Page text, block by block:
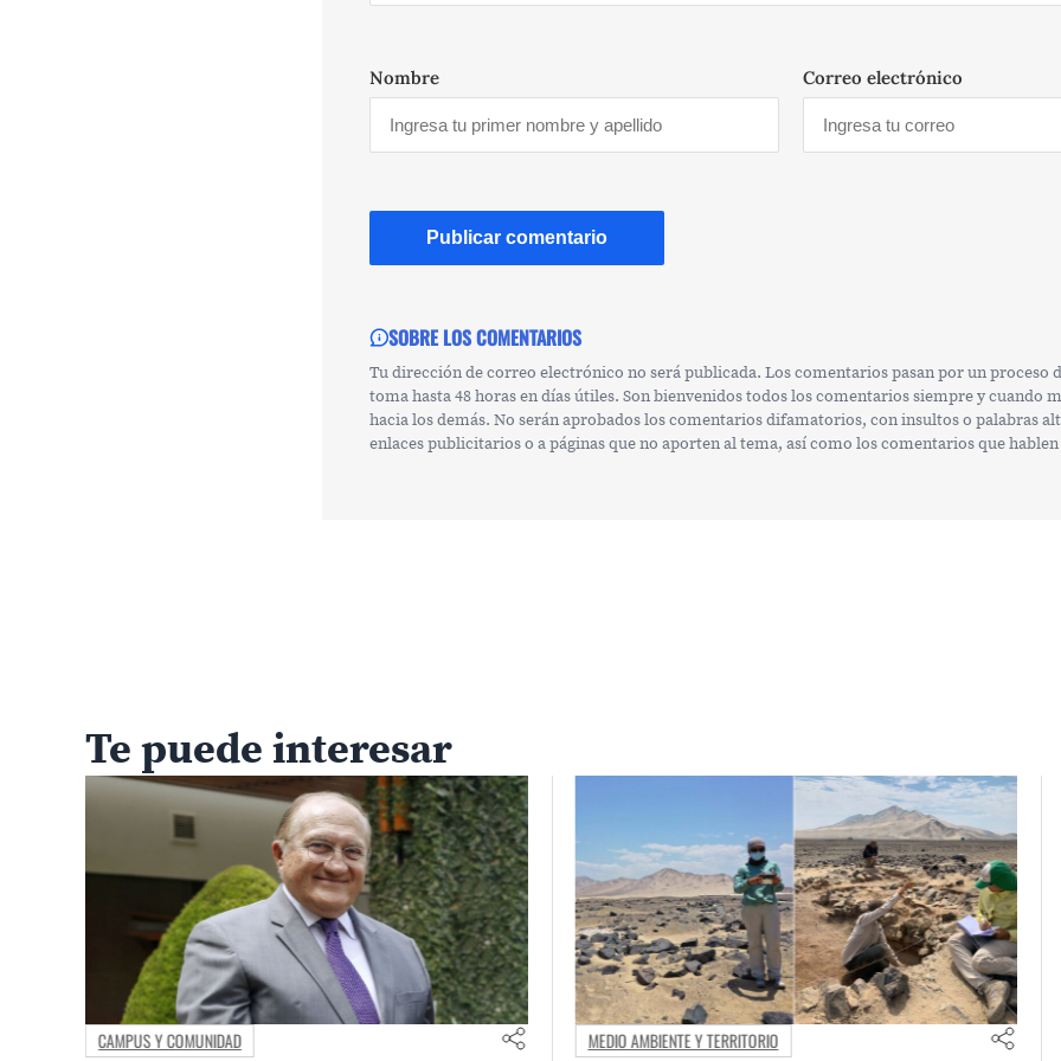
Nombre Correo electrónico
SOBRE LOS COMENTARIOS
Tu dirección de correo electrónico no será publicada. Los comentarios pasan por un proceso
toma hasta 48 horas en días útiles. Son bienvenidos todos los comentarios siempre y cuando
hacia los demás. No serán aprobados los comentarios difamatorios, con insultos o palabras
enlaces publicitarios o a páginas que no aporten al tema, así como los comentarios que
Te puede interesar
MEDIO AMBIENTE Y TERRITORIO CAMPUS Y COMUNIDAD